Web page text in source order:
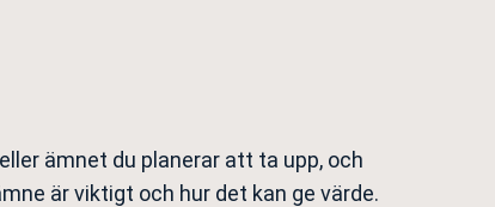
ämnet du planerar att ta upp, och
är viktigt och hur det kan ge värde.